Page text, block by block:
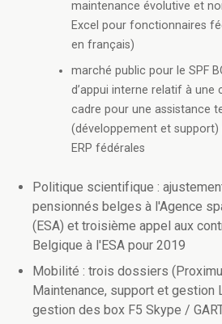
maintenance évolutive et
Excel pour fonctionnaires
en français)
marché public pour le SPF
d’appui interne relatif à
cadre pour une assistance
(développement et
ERP fédérales
Politique scientifique :
pensionnés belges à l'Agence
(ESA) et troisième appel aux
Belgique à l'ESA pour 2019
Mobilité : trois dossiers
Maintenance, support et gestion
gestion des box F5 Skype /